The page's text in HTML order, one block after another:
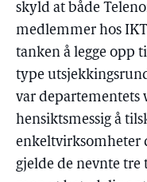
skyld at både
medlemmer hos
tanken å legge opp
type
var departementets
hensiktsmessig å
enkeltvirksomheter
gjelde de nevnte